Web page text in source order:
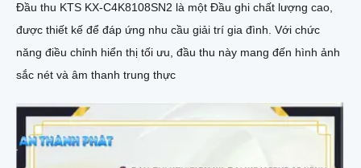
Đầu thu KTS KX-C4K8108SN2 là một Đầu ghi chất lượng cao,
được thiết kế để đáp ứng nhu cầu giải trí gia đình. Với chức
năng điều chỉnh hiển thị tối ưu, đầu thu này mang đến hình ảnh
sắc nét và âm thanh trung thực